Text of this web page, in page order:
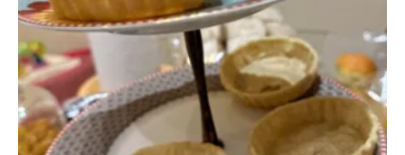
Ajouter au panier